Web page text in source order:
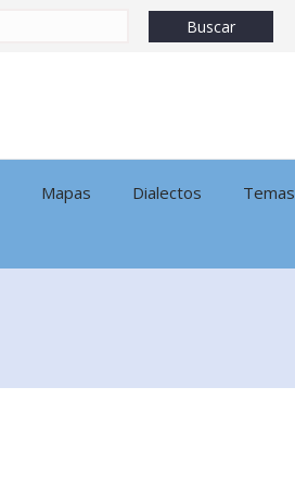
Mapas Dialectos Temas